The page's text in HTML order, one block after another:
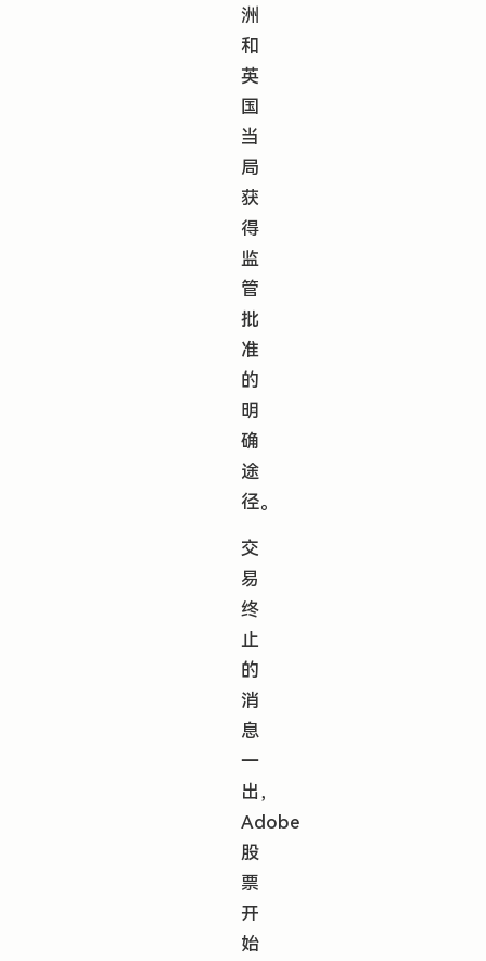
洲
和
英
国
当
局
获
得
监
管
批
准
的
明
确
途
径。
交
易
终
止
的
消
息
一
出，
Adobe
股
票
开
始